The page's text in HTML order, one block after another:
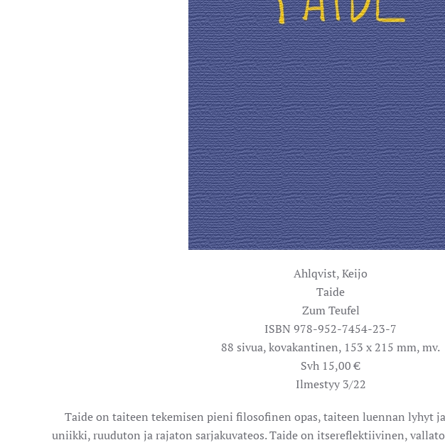
Ahlqvist, Keijo
Taide
Zum Teufel
ISBN 978-952-7454-23-7
88 sivua, kovakantinen, 153 x 215 mm, mv.
Svh 15,00 €
Ilmestyy 3/22
Taide on taiteen tekemisen pieni filosofinen opas, taiteen luennan lyhyt
uniikki, ruuduton ja rajaton sarjakuvateos. Taide on itsereflektiivinen,